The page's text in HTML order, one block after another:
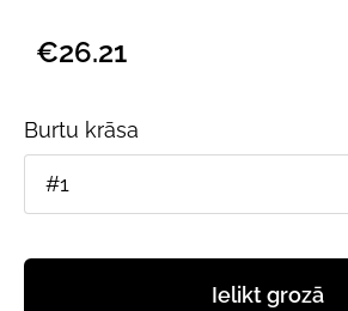
€26.21
Burtu krāsa
Ielikt grozā